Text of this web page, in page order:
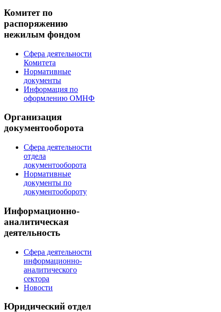
Комитет по
распоряжению
нежилым фондом
Сфера деятельности
Комитета
Нормативные
документы
Информация по
оформлению ОМНФ
Организация
документооборота
Сфера деятельности
отдела
документооборота
Нормативные
документы по
документообороту
Информационно-
аналитическая
деятельность
Сфера деятельности
информационно-
аналитического
сектора
Новости
Юридический отдел